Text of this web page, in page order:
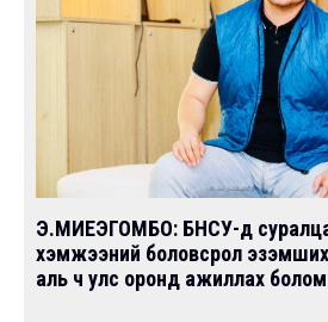
Э.МИЕЭГОМБО: БНСУ-д
хэмжээний боловсрол
аль ч улс оронд ажиллах